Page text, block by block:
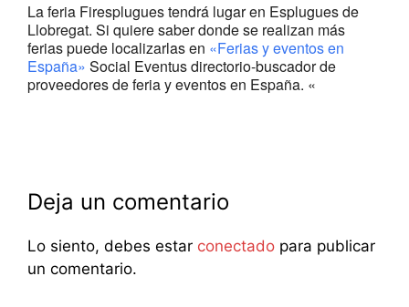
La feria Firesplugues tendrá lugar en Esplugues de
Llobregat. Si quiere saber donde se realizan más
ferias puede localizarlas en «Ferias y eventos en
España» Social Eventus directorio-buscador de
proveedores de feria y eventos en España. «
Deja un comentario
Lo siento, debes estar conectado para publicar
un comentario.